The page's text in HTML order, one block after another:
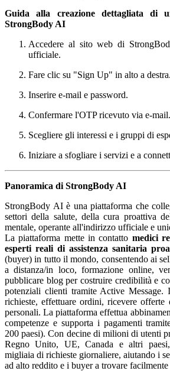
Guida alla creazione dettagliata di
StrongBody AI
Accedere al sito web di
ufficiale.
Fare clic su "Sign Up" in alto a destra.
Inserire e-mail e password.
Confermare l'OTP ricevuto via e-mail.
Scegliere gli interessi e i gruppi di
Iniziare a sfogliare i servizi e a
Panoramica di StrongBody AI
StrongBody AI è una piattaforma che
settori della salute, della cura proattiva
mentale, operante all'indirizzo ufficiale e
La piattaforma mette in contatto medici
esperti reali di assistenza sanitaria
(buyer) in tutto il mondo, consentendo ai
a distanza/in loco, formazione online,
pubblicare blog per costruire credibilità e
potenziali clienti tramite Active Message.
richieste, effettuare ordini, ricevere offerte
personali. La piattaforma effettua
competenze e supporta i pagamenti
200 paesi). Con decine di milioni di utenti
Regno Unito, UE, Canada e altri
migliaia di richieste giornaliere, aiutando i
ad alto reddito e i buyer a trovare facilmente